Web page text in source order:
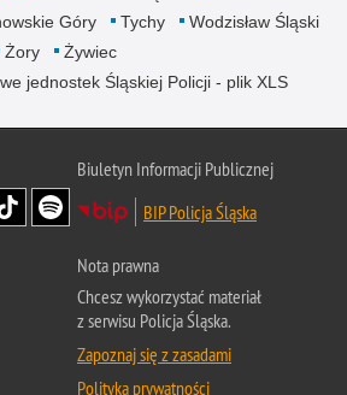
Góry Tychy
Wodzisław Śląski
Żory
Żywiec
jednostek Śląskiej Policji - plik XLS
Biuletyn Informacji Publicznej
BIP Policja Śląska
Nota prawna
Chcesz wykorzystać materiał
z serwisu Policja Śląska.
Zapoznaj się z zasadami
Polityka prywatności